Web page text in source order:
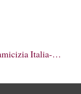
Italia-…